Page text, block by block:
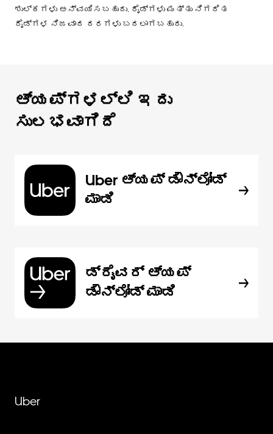
ಶುಲ್ಕಗಳು ಅನ್ವಯಿಸಬಹುದು. ರೈಡ್‌ಗಳು ಮತ್ತು ನಿಗದಿತ
ರೈಡ್‌ಗಳ ನಿಜವಾದ ದರಗಳು ಬದಲಾಗಬಹುದು.
ಆ್ಯಪ್‌‌ಗಳಲ್ಲಿ ಇದು
ಸುಲಭವಾಗಿದೆ
Uber ಆ್ಯಪ್‍ ಡೌನ್‌ಲೋಡ್
ಮಾಡಿ
ಡ್ರೈವರ್ ಆ್ಯಪ್
ಡೌನ್‌ಲೋಡ್ ಮಾಡಿ
Uber